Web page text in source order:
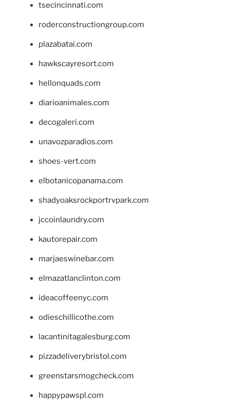
tsecincinnati.com
roderconstructiongroup.com
plazabatai.com
hawkscayresort.com
hellonquads.com
diarioanimales.com
decogaleri.com
unavozparadios.com
shoes-vert.com
elbotanicopanama.com
shadyoaksrockportrvpark.com
jccoinlaundry.com
kautorepair.com
marjaeswinebar.com
elmazatlanclinton.com
ideacoffeenyc.com
odieschillicothe.com
lacantinitagalesburg.com
pizzadeliverybristol.com
greenstarsmogcheck.com
happypawspl.com